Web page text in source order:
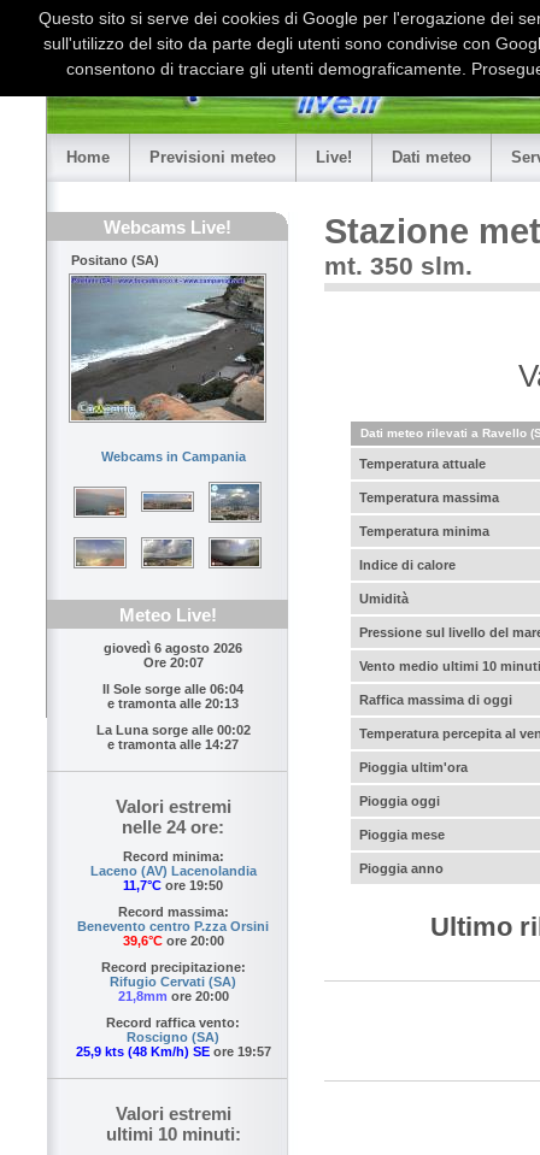
Home Previsioni meteo Live! Dati meteo
Webcams Live!
Positano (SA)
Webcams in Campania
Meteo Live!
giovedì 6 agosto 2026
Ore 20:07
Il Sole sorge alle 06:04
e tramonta alle 20:13
La Luna sorge alle 00:02
e tramonta alle 14:27
Valori estremi
nelle 24 ore:
Record minima:
Laceno (AV) Lacenolandia
11,7°C ore 19:50
Record massima:
Benevento centro P.zza Orsini
39,6°Core 20:00
Record precipitazione:
Rifugio Cervati (SA)
21,8mm ore 20:00
Record raffica vento:
Roscigno (SA)
25,9 kts (48 Km/h) SEore 19:57
Valori estremi
ultimi 10 minuti:
Stazione
mt. 350 slm.
Dati meteo rilevati a Ravello
Temperatura attuale
Temperatura massima
Temperatura minima
Indice di calore
Umidità
Pressione sul livello del
Vento medio ultimi 10 minuti
Raffica massima di oggi
Temperatura percepita al
Pioggia ultim'ora
Pioggia oggi
Pioggia mese
Pioggia anno
Ultimo
Questo sito si serve dei cookies di Google per l'erogazione dei
sull'utilizzo del sito da parte degli utenti sono condivise con
consentono di tracciare gli utenti demograficamente.